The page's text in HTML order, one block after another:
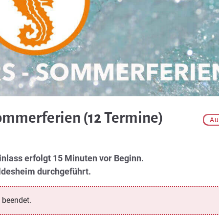
(12 Termine)
erfolgt 15 Minuten vor Beginn.
durchgeführt.